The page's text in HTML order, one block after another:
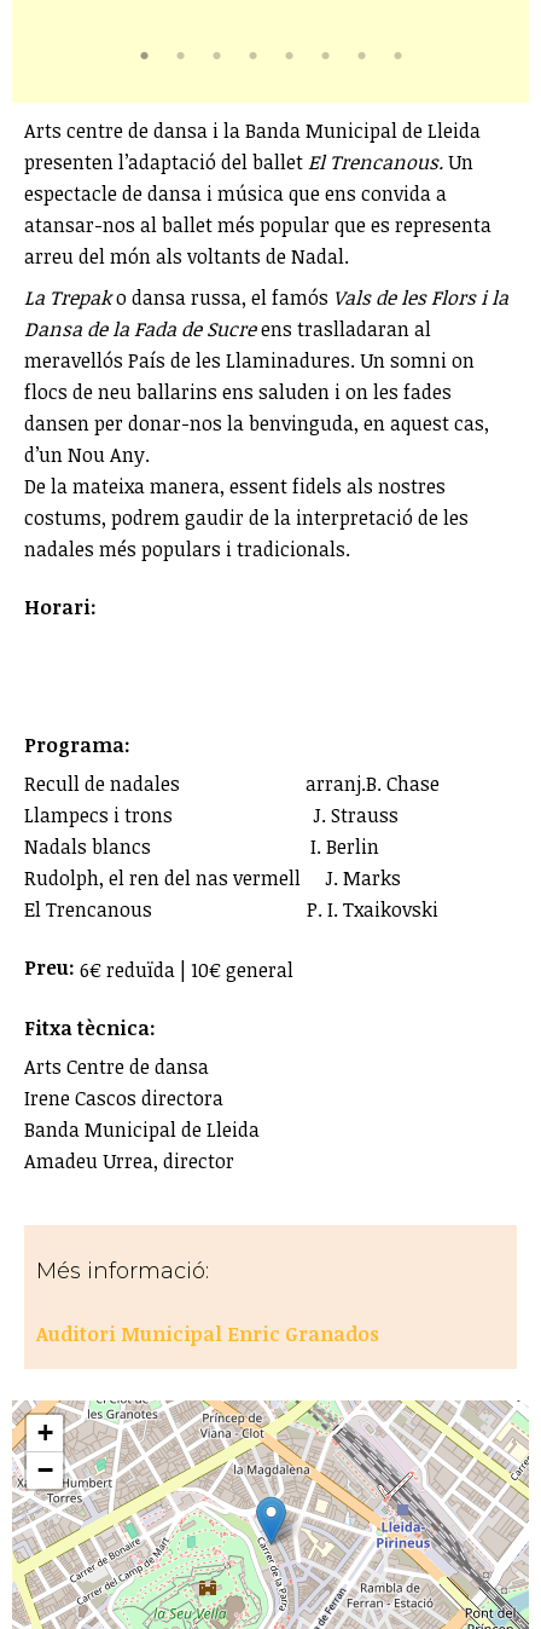
Arts centre de dansa i la Banda Municipal de Lleida
presenten l’adaptació del balletEl Trencanous.Un
espectacle de dansa i música que ens convida a
atansar-nos al ballet més popular que es representa
arreu del món als voltants de Nadal.
La Trepako dansa russa, el famós Vals de les Flors i la
Dansa de la Fada de Sucreens traslladaran al
meravellós País de les Llaminadures. Un somni on
flocs de neu ballarins ens saluden i on les fades
dansen per donar-nos la benvinguda, en aquest cas,
d’un Nou Any.
De la mateixa manera, essent fidels als nostres
costums, podrem gaudir de la interpretació de les
nadales més populars i tradicionals.
Horari:
Programa:
Recull de nadales arranj.B. Chase
Llampecs i trons J. Strauss
Nadals blancs I. Berlin
Rudolph, el ren del nas vermell J. Marks
El Trencanous P. I. Txaikovski
Preu: 6€ reduïda | 10€ general
Fitxa tècnica:
Arts Centre de dansa
Irene Cascos directora
Banda Municipal de Lleida
Amadeu Urrea, director
Més informació:
Auditori Municipal Enric Granados
+
−